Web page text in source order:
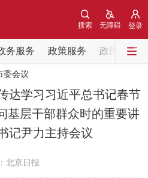
登录
无障碍
搜索
务服务 政策服务 政民互动
务院信息
会议信息 部门动态
委会议
达学习习近平总书记春节
基层干部群众时的重要讲
记尹力主持会议
北京日报